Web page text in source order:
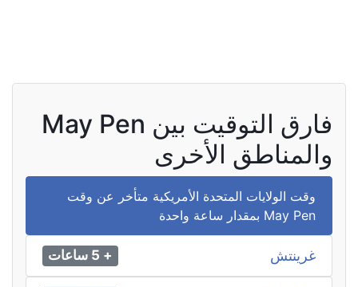
فارق التوقيت بين May Pen
والمناطق الأخرى
وقت الولايات المتحدة الأمريكية متأخر عن وقت
May Pen بمقدار ساعة واحدة
غرينتش + 5 ساعات